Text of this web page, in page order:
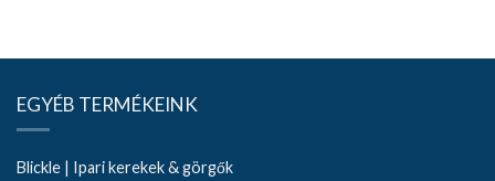
EGYÉB TERMÉKEINK
Blickle | Ipari kerekek & görgők